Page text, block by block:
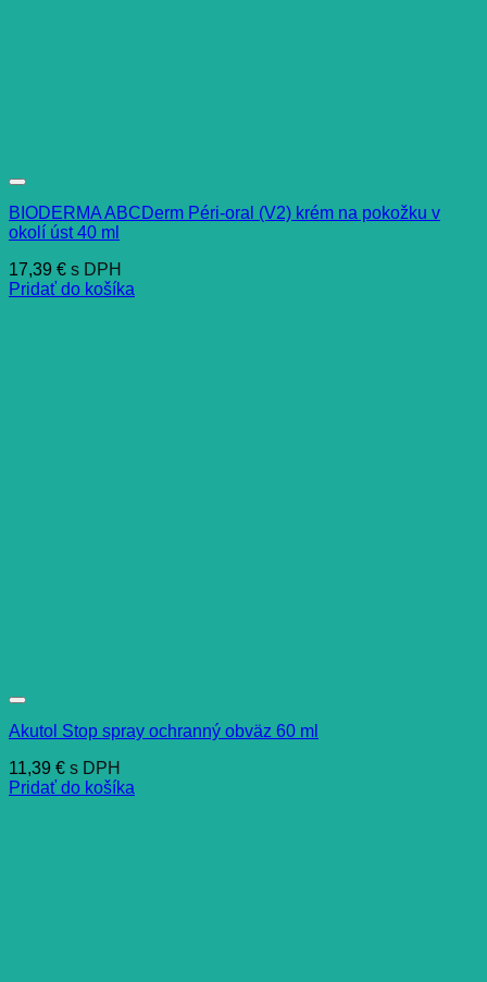
BIODERMA ABCDerm Péri-oral (V2) krém na pokožku v
okolí úst 40 ml
17,39 € s DPH
Pridať do košíka
Akutol Stop spray ochranný obväz 60 ml
11,39 € s DPH
Pridať do košíka